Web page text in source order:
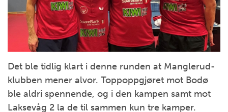
Det ble tidlig klart i denne runden at Manglerud-
klubben mener alvor. Toppoppgjøret mot Bodø
ble aldri spennende, og i den kampen samt mot
Laksevåg 2 la de til sammen kun tre kamper.